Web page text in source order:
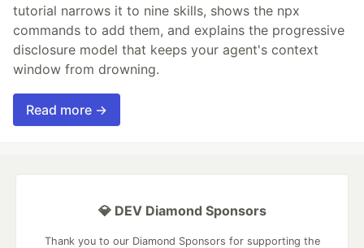
tutorial narrows it to nine skills, shows the npx
commands to add them, and explains the progressive
disclosure model that keeps your agent's context
window from drowning.
Read more →
💎 DEV Diamond Sponsors
Thank you to our Diamond Sponsors for supporting the